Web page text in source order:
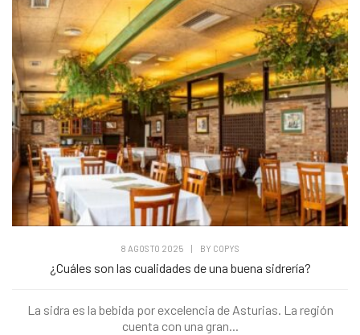
8 AGOSTO 2025 BY COPYS
¿Cuáles son las cualidades de una buena sidrería?
La sidra es la bebida por excelencia de Asturias. La región
cuenta con una gran...